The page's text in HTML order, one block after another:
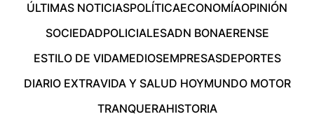
ÚLTIMAS NOTICIASPOLÍTICAECONOMÍAOPINIÓN
SOCIEDADPOLICIALESADN BONAERENSE
ESTILO DE VIDAMEDIOSEMPRESASDEPORTES
DIARIO EXTRAVIDA Y SALUD HOYMUNDO MOTOR
TRANQUERAHISTORIA